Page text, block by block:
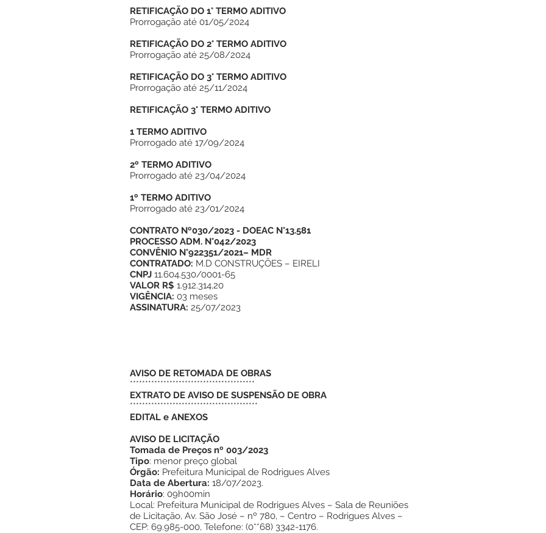
RETIFICAÇÃO DO 1° TERMO ADITIVO
Prorrogação até 01/05/2024
RETIFICAÇÃO DO 2° TERMO ADITIVO
Prorrogação até 25/08/2024
RETIFICAÇÃO DO 3° TERMO ADITIVO
Prorrogação até 25/11/2024
RETIFICAÇÃO 3° TERMO ADITIVO
1 TERMO ADITIVO
Prorrogado até 17/09/2024
2º TERMO ADITIVO
Prorrogado até 23/04/2024
1º TERMO ADITIVO
Prorrogado até 23/01/2024
CONTRATO Nº030/2023 - DOEAC N°13.581
PROCESSO ADM. N°042/2023
CONVÊNIO N°922351/2021– MDR
CONTRATADO: M.D CONSTRUÇÕES – EIRELI
CNPJ 11.604.530/0001-65
VALOR R$ 1.912.314,20
VIGÊNCIA: 03 meses
ASSINATURA: 25/07/2023
AVISO DE RETOMADA DE OBRAS
*****************************************
EXTRATO DE AVISO DE SUSPENSÃO DE OBRA
******************************************
EDITAL e ANEXOS
AVISO DE LICITAÇÃO
Tomada de Preços nº 003/2023
Tipo: menor preço global
Órgão: Prefeitura Municipal de Rodrigues Alves
Data de Abertura: 18/07/2023.
Horário: 09h00min
Local: Prefeitura Municipal de Rodrigues Alves – Sala de Reuniões
de Licitação, Av. São José – nº 780, – Centro – Rodrigues Alves –
CEP: 69.985-000, Telefone: (0**68) 3342-1176.